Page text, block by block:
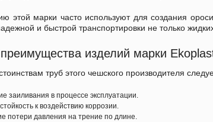
этой марки часто используют для создания
и быстрой транспортировки не только
изделий марки
труб этого чешского производителя
заиливания в процессе эксплуатации.
к воздействию коррозии.
потери давления на трение по длине.